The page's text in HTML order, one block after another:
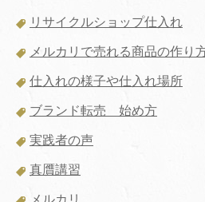
リサイクルショップ仕入れ
メルカリで売れる商品の作り
仕入れの様子や仕入れ場所
ブランド転売 始め方
実践者の声
真贋講習
メルカリ